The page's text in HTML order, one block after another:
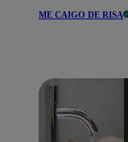
ME CAIGO DE RISA